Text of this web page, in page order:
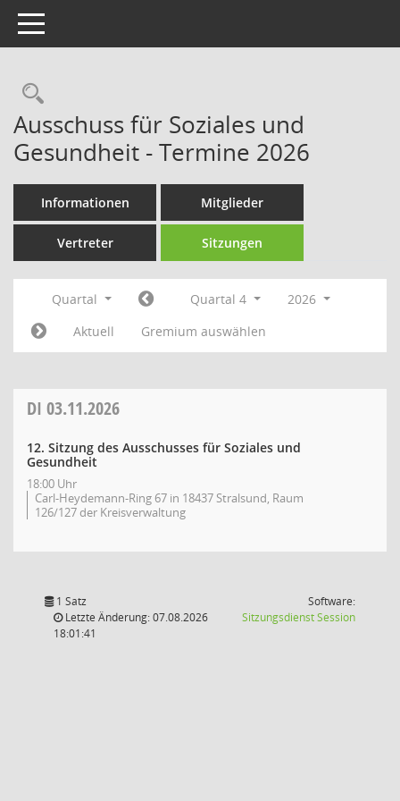
Toggle navigation
Rechercheauswahl
Ausschuss für Soziales und
Gesundheit - Termine 2026
Informationen Mitglieder
Vertreter Sitzungen
Quartal Quartal 4
2026
Aktuell
Gremium auswählen
DI 03.11.2026
12. Sitzung des Ausschusses für Soziales und
Gesundheit
18:00 Uhr
Carl-Heydemann-Ring 67 in 18437 Stralsund, Raum
126/127 der Kreisverwaltung
1 Satz
Letzte Änderung: 07.08.2026
18:01:41
Software:
SitzungsdienstSession(Wird in